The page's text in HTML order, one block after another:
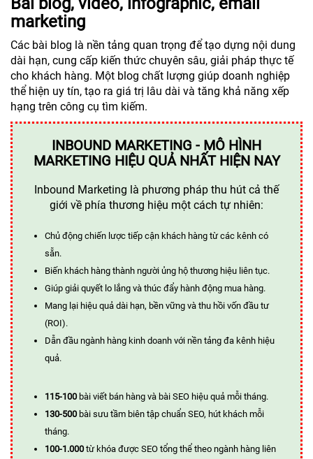
marketing
Các bài blog là nền tảng quan trọng để tạo dựng nội dung
dài hạn, cung cấp kiến thức chuyên sâu, giải pháp thực tế
cho khách hàng. Một blog chất lượng giúp doanh nghiệp
thể hiện uy tín, tạo ra giá trị lâu dài và tăng khả năng xếp
hạng trên công cụ tìm kiếm.
INBOUND MARKETING - MÔ HÌNH
MARKETING HIỆU QUẢ NHẤT HIỆN NAY
Inbound Marketing là phương pháp thu hút cả thế
giới về phía thương hiệu một cách tự nhiên:
Chủ động chiến lược tiếp cận khách hàng từ các kênh có
sẵn.
Biến khách hàng thành người ủng hộ thương hiệu liên tục.
Giúp giải quyết lo lắng và thúc đẩy hành động mua hàng.
Mang lại hiệu quả dài hạn, bền vững và thu hồi vốn đầu tư
(ROI).
Dẫn đầu ngành hàng kinh doanh với nền tảng đa kênh hiệu
quả.
115-100 bài viết bán hàng và bài SEO hiệu quả mỗi tháng.
130-500 bài sưu tầm biên tập chuẩn SEO, hút khách mỗi
tháng.
100-1.000 từ khóa được SEO tổng thể theo ngành hàng liên